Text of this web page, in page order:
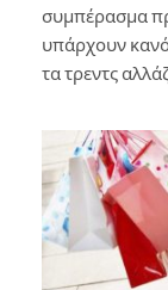
συμπέρασμα
υπάρχουν
τα τρεντς